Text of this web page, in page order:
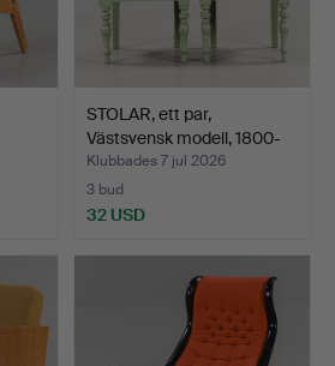
STOLAR, ett par,
Västsvensk modell, 1800-
t…
Klubbades 7 jul 2026
3 bud
32 USD